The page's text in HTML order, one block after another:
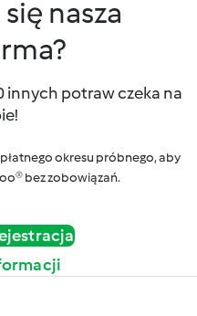
nasza
innych potraw czeka na
okresu próbnego, aby
bez zobowiązań.